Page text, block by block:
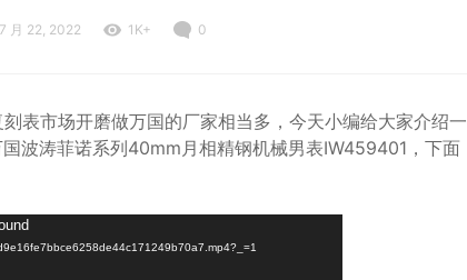
7 月 22, 2022 1K+ 0
表市场开磨做万国的厂家相当多，今天小编给大家介绍一
波涛菲诺系列40mm月相精钢机械男表IW459401，下面